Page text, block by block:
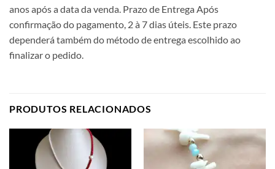
anos após a data da venda. Prazo de Entrega Após
confirmação do pagamento, 2 à 7 dias úteis. Este prazo
dependerá também do método de entrega escolhido ao
finalizar o pedido.
PRODUTOS RELACIONADOS